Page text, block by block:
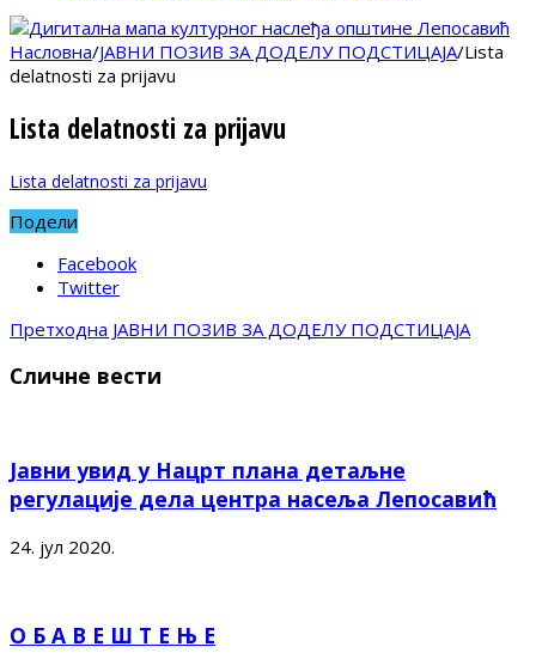
Насловна/JАВНИ ПОЗИВ ЗА ДОДЕЛУ ПОДСТИЦАЈА/Lista
delatnosti za prijavu
Lista delatnosti za prijavu
Lista delatnosti za prijavu
Подели
Facebook
Twitter
Претходна JАВНИ ПОЗИВ ЗА ДОДЕЛУ ПОДСТИЦАЈА
Сличне вести
Јавни увид у Нацрт плана детаљне
регулације дела центра насеља Лепосавић
24. јул 2020.
О Б А В Е Ш Т Е Њ Е